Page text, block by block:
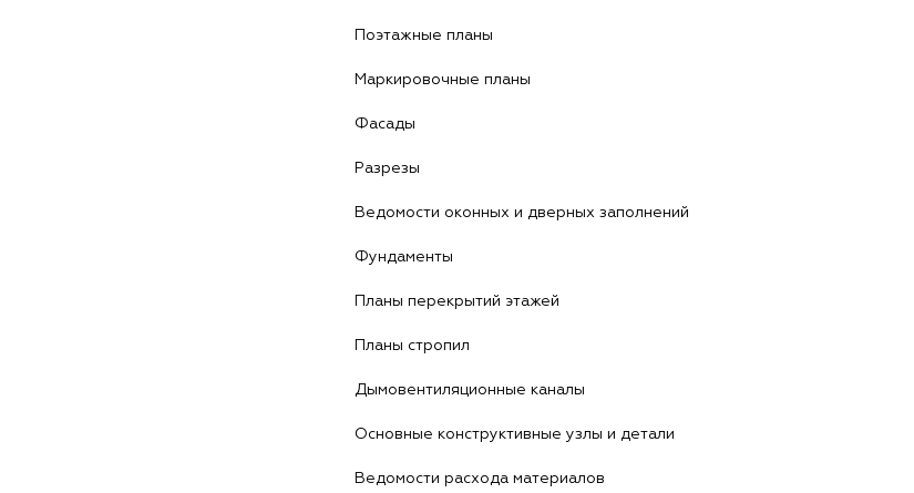
Поэтажные планы
Маркировочные планы
Фасады
Разрезы
Ведомости оконных и дверных заполнений
Фундаменты
Планы перекрытий этажей
Планы стропил
Дымовентиляционные каналы
Основные конструктивные узлы и детали
Ведомости расхода материалов